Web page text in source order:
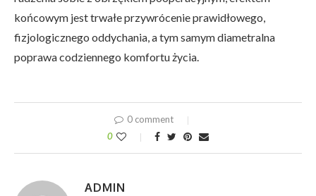
końcowym jest trwałe przywrócenie prawidłowego,
fizjologicznego oddychania, a tym samym diametralna
poprawa codziennego komfortu życia.
0 comment
0
ADMIN